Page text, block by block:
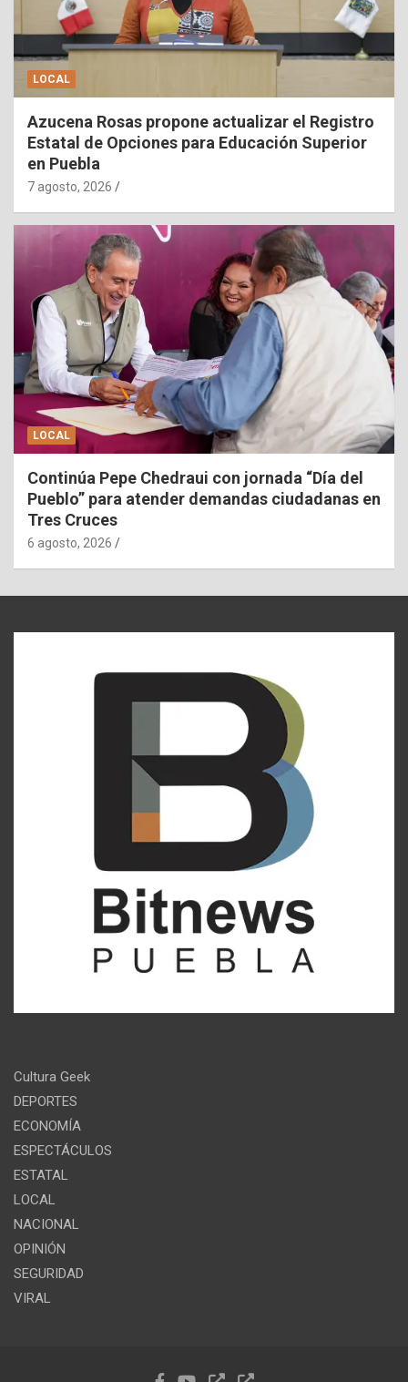
LOCAL
Azucena Rosas propone actualizar el Registro
Estatal de Opciones para Educación Superior
en Puebla
7 agosto, 2026
LOCAL
Continúa Pepe Chedraui con jornada “Día del
Pueblo” para atender demandas ciudadanas en
Tres Cruces
6 agosto, 2026
Cultura Geek
DEPORTES
ECONOMÍA
ESPECTÁCULOS
ESTATAL
LOCAL
NACIONAL
OPINIÓN
SEGURIDAD
VIRAL